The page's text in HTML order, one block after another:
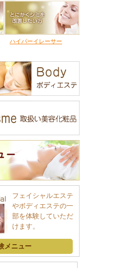
ハイパーイレーサー
フェイシャルエステ
やボディエステの一
部を体験していただ
けます。
メニュー